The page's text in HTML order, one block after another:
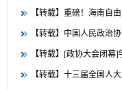
【转载】重磅！海南自
【转载】中国人民政治
【转载】[政协大会闭
【转载】十三届全国人